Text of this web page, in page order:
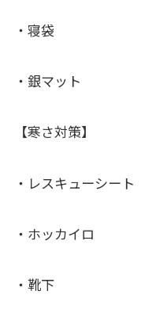
・寝袋
・銀マット
【寒さ対策】
・レスキューシート
・ホッカイロ
・靴下